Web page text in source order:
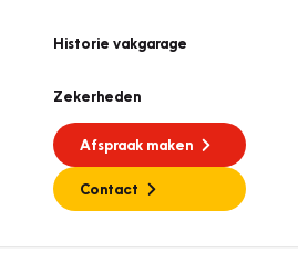
Historie vakgarage
Zekerheden
Afspraak maken
Contact